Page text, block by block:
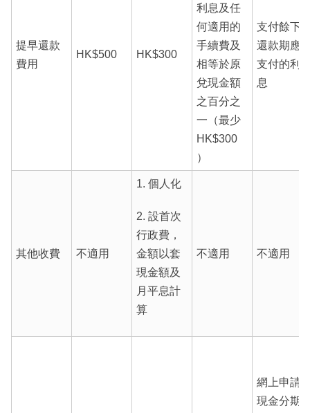
提早還款
費用
HK$500 HK$300
利息及任
何適用的
手續費及
相等於原
兌現金額
之百分之
一（最少
HK$300
）
支付餘下
還款期應
支付的利
息
其他收費 不適用
1. 個人化
2. 設首次
行政費，
金額以套
現金額及
月平息計
算
不適用 不適用
網上申請
現金分期